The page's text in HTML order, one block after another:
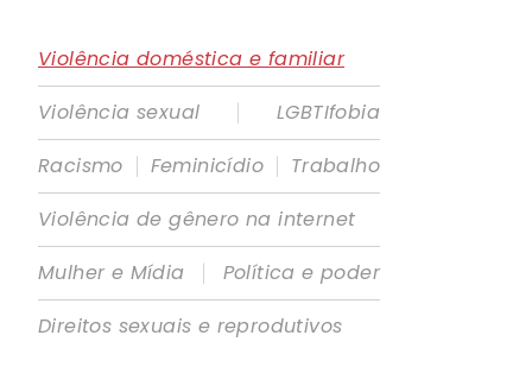
Violência doméstica e familiar
Violência sexual
|
LGBTIfobia
Racismo | Feminicídio | Trabalho
Violência de gênero na internet
Mulher e Mídia
|
Política e poder
Direitos sexuais e reprodutivos